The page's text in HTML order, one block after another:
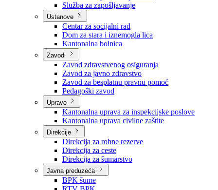
Službe
Služba za odnose s javnošću
Služba za zajedničke poslove
Služba za zapošljavanje
Ustanove
Centar za socijalni rad
Dom za stara i iznemogla lica
Kantonalna bolnica
Zavodi
Zavod zdravstvenog osiguranja
Zavod za javno zdravstvo
Zavod za besplatnu pravnu pomoć
Pedagoški zavod
Uprave
Kantonalna uprava za inspekcijske poslove
Kantonalna uprava civilne zaštite
Direkcije
Direkcija za robne rezerve
Direkcija za ceste
Direkcija za šumarstvo